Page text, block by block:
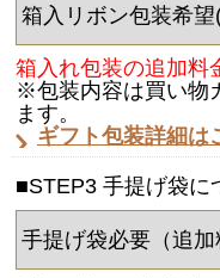
箱入れ包装の追加料
※包装内容は買い物
ます。
ギフト包装詳細は
■STEP3 手提げ袋に